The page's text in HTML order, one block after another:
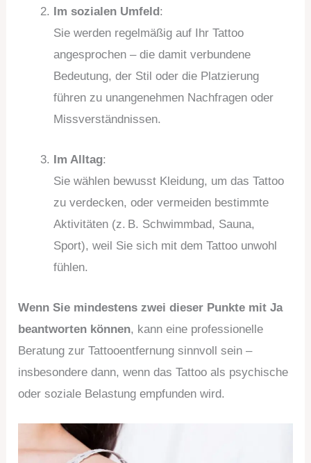
Im sozialen Umfeld:
Sie werden regelmäßig auf Ihr Tattoo
angesprochen – die damit verbundene
Bedeutung, der Stil oder die Platzierung
führen zu unangenehmen Nachfragen oder
Missverständnissen.
Im Alltag:
Sie wählen bewusst Kleidung, um das Tattoo
zu verdecken, oder vermeiden bestimmte
Aktivitäten (z. B. Schwimmbad, Sauna,
Sport), weil Sie sich mit dem Tattoo unwohl
fühlen.
Wenn Sie mindestens zwei dieser Punkte mit Ja
beantworten können, kann eine professionelle
Beratung zur Tattooentfernung sinnvoll sein –
insbesondere dann, wenn das Tattoo als psychische
oder soziale Belastung empfunden wird.